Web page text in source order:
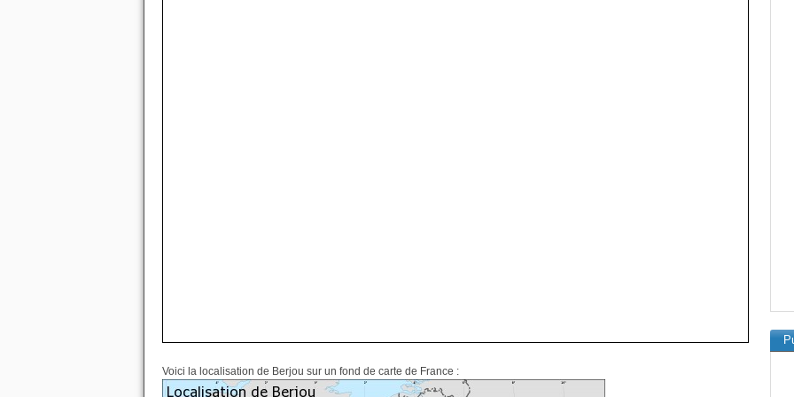
Voici la localisation de Berjou sur un fond de carte de France :